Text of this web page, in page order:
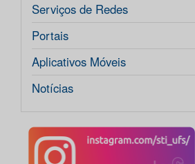
Serviços de Redes
Portais
Aplicativos Móveis
Notícias